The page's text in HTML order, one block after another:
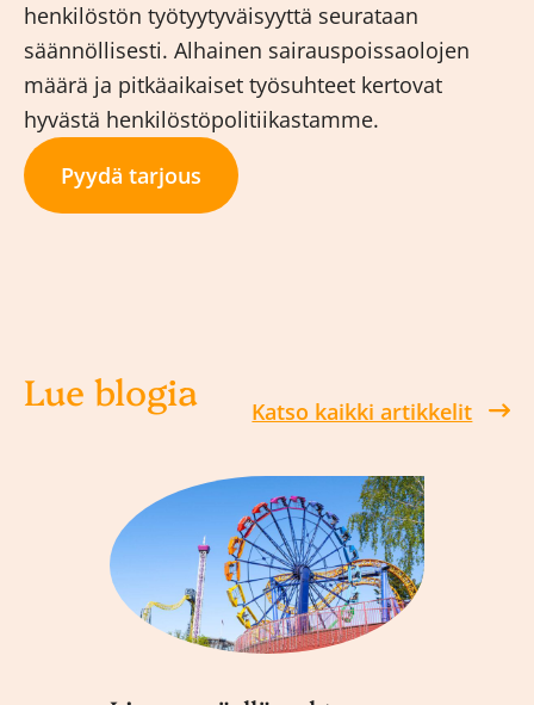
henkilöstön työtyytyväisyyttä seurataan
säännöllisesti. Alhainen sairauspoissaolojen
määrä ja pitkäaikaiset työsuhteet kertovat
hyvästä henkilöstöpolitiikastamme.
Pyydä tarjous
Lue blogia Katso kaikki artikkelit